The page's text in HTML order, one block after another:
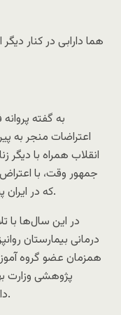
هما دارابی در کنار
به گفته
اعتراضات منجر به
انقلاب همراه با دیگر
جمهور وقت، با
که در ایران پس از انقلاب به زنان “ظلم مضاعف” نشود.
در این سال‌ها با
درمانی بیمارستان
همزمان عضو گروه
پژوهشی وزارت
دانشگاه علوم شهید بهشتی را هم می‌پذیرد.